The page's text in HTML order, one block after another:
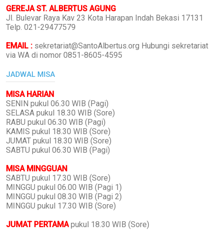
GEREJA ST. ALBERTUS AGUNG
Jl. Bulevar Raya Kav 23 Kota Harapan Indah Bekasi 17131
Telp. 021-29477579
EMAIL : sekretariat@SantoAlbertus.org Hubungi sekretariat
via WA di nomor 0851-8605-4595
JADWAL MISA
MISA HARIAN
SENIN pukul 06.30 WIB (Pagi)
SELASA pukul 18.30 WIB (Sore)
RABU pukul 06.30 WIB (Pagi)
KAMIS pukul 18.30 WIB (Sore)
JUMAT pukul 18.30 WIB (Sore)
SABTU pukul 06.30 WIB (Pagi)
MISA MINGGUAN
SABTU pukul 17.30 WIB (Sore)
MINGGU pukul 06.00 WIB (Pagi 1)
MINGGU pukul 08.30 WIB (Pagi 2)
MINGGU pukul 17.30 WIB (Sore)
JUMAT PERTAMA pukul 18.30 WIB (Sore)